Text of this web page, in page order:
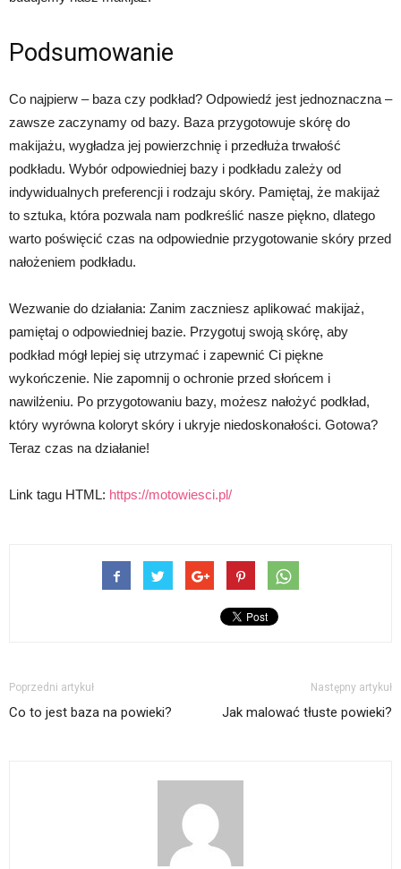
Podsumowanie
Co najpierw – baza czy podkład? Odpowiedź jest jednoznaczna –
zawsze zaczynamy od bazy. Baza przygotowuje skórę do
makijażu, wygładza jej powierzchnię i przedłuża trwałość
podkładu. Wybór odpowiedniej bazy i podkładu zależy od
indywidualnych preferencji i rodzaju skóry. Pamiętaj, że makijaż
to sztuka, która pozwala nam podkreślić nasze piękno, dlatego
warto poświęcić czas na odpowiednie przygotowanie skóry przed
nałożeniem podkładu.
Wezwanie do działania: Zanim zaczniesz aplikować makijaż,
pamiętaj o odpowiedniej bazie. Przygotuj swoją skórę, aby
podkład mógł lepiej się utrzymać i zapewnić Ci piękne
wykończenie. Nie zapomnij o ochronie przed słońcem i
nawilżeniu. Po przygotowaniu bazy, możesz nałożyć podkład,
który wyrówna koloryt skóry i ukryje niedoskonałości. Gotowa?
Teraz czas na działanie!
Link tagu HTML: https://motowiesci.pl/
Poprzedni artykuł
Co to jest baza na powieki?
Następny artykuł
Jak malować tłuste powieki?